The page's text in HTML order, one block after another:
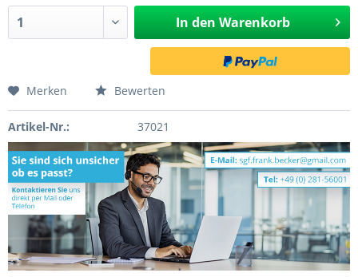
In den Warenkorb
Merken Bewerten
Artikel-Nr.: 37021